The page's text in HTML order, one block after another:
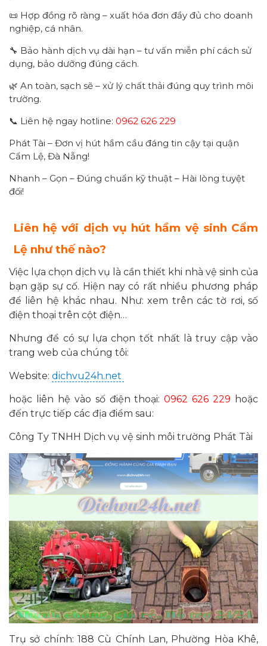
📜 Hợp đồng rõ ràng – xuất hóa đơn đầy đủ cho doanh
nghiệp, cá nhân.
🔧 Bảo hành dịch vụ dài hạn – tư vấn miễn phí cách sử
dụng, bảo dưỡng đúng cách.
🌿 An toàn, sạch sẽ – xử lý chất thải đúng quy trình môi
trường.
📞 Liên hệ ngay hotline: 0962 626 229
Phát Tài – Đơn vị hút hầm cầu đáng tin cậy tại quận
Cẩm Lệ, Đà Nẵng!
Nhanh – Gọn – Đúng chuẩn kỹ thuật – Hài lòng tuyệt
đối!
Liên hệ với dịch vụ hút hầm vệ sinh Cẩm
Lệ như thế nào?
Việc lựa chọn dịch vụ là cần thiết khi nhà vệ sinh của
bạn gặp sự cố. Hiện nay có rất nhiều phương pháp
để liên hệ khác nhau. Như: xem trên các tờ rơi, số
điện thoại trên cột điện…
Nhưng để có sự lựa chọn tốt nhất là truy cập vào
trang web của chúng tôi:
Website: dichvu24h.net
hoặc liên hệ vào số điện thoại:0962 626 229 hoặc
đến trực tiếp các địa điểm sau:
Công Ty TNHH Dịch vụ vệ sinh môi trường Phát Tài
Trụ sở chính: 188 Cù Chính Lan, Phường Hòa Khê,